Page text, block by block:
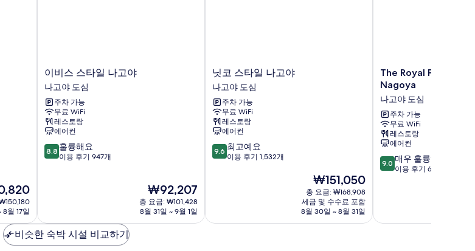
8월 17일
이
비
스
스
타
일
나
고
야
이비스 스타일 나고야
나고야 도심
주차 가능
무료 WiFi
레스토랑
에어컨
10
점
훌
륭
해
8.8 훌륭해요
이용 후기 947개
현
재
요
₩92,207
총 요금: ₩101,428
8월 31일 ~ 9월 1일
닛
코
스
타
일
나
고
야
나
닛코 스타일 나고야
나고야 도심
주차 가능
무료 WiFi
레스토랑
에어컨
10
점
최
9.6 최고예요
이용 후기 1,532개
현
재
요
금
₩151,050
₩151,050
총 요금: ₩168,908
세금 및 수수료 포함
8월 30일 ~ 8월 31일
The
Royal
Park
Hotel
Iconic
Nagoya
나
고
야
도
The Royal Park
Nagoya
나고야 도심
주차 가능
무료 WiFi
레스토랑
에어컨
10
점
점,
9.0 매우 훌륭해요
이용 후기 648개
비슷한 숙박 시설 비교하기